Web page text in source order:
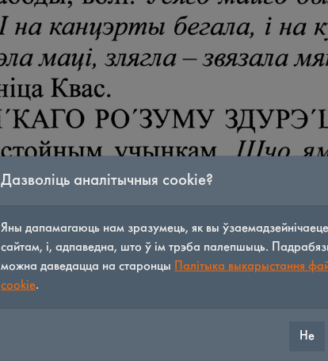
Дазволіць аналітычныя cookie?
Яны дапамагаюць нам зразумець, як вы
сайтам, і, адпаведна, што ў ім трэба палепшыць.
можна даведацца на старонцы
Палітыка выкарыстання
cookie.
Не